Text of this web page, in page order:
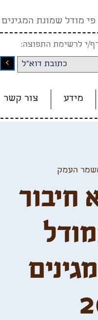
פי מודל שמונת המגינים
י לרשימת התפוצה:
<
מידע צור קשר
העמק
חיבור